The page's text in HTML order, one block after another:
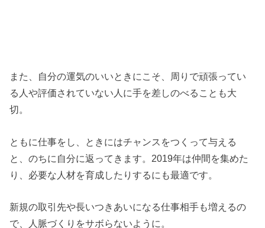
また、自分の運気のいいときにこそ、周りで頑張ってい
る人や評価されていない人に手を差しのべることも大
切。
ともに仕事をし、ときにはチャンスをつくって与える
と、のちに自分に返ってきます。2019年は仲間を集めた
り、必要な人材を育成したりするにも最適です。
新規の取引先や長いつきあいになる仕事相手も増えるの
で、人脈づくりをサボらないように。